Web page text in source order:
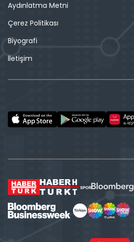
Aydınlatma Metni
Çerez Politikası
Biyografi
İletişim